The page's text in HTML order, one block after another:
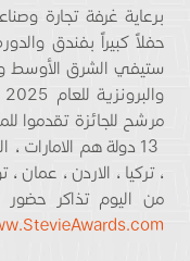
حفلاً كبيراً بفندق
ستيفي الشرق الأوسط
مرشح للجائزة تقدموا
13 دولة هم
، تركيا ، الاردن ، عمان ،
من اليوم تذاكر حضور